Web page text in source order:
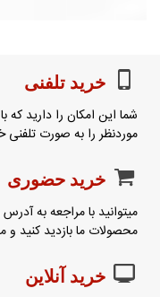
خرید تلفنی
شما این امکان را دارید
موردنظر را به صورت تلفنی
خرید حضوری
میتوانید با مراجعه به
محصولات ما بازدید کنید و
خرید آنلاین